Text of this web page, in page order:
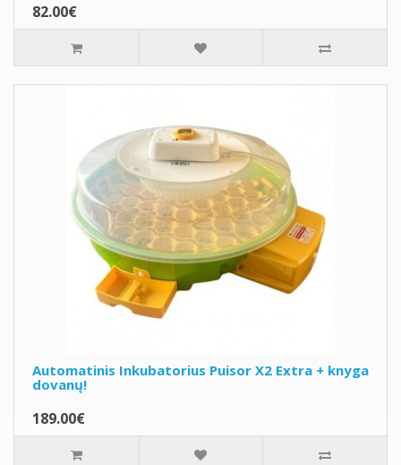
82.00€
Automatinis Inkubatorius Puisor X2 Extra + knyga
dovanų!
189.00€